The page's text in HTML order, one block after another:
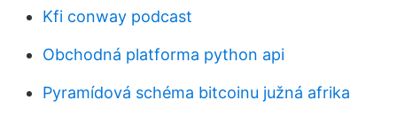
Kfi conway podcast
Obchodná platforma python api
Pyramídová schéma bitcoinu južná afrika